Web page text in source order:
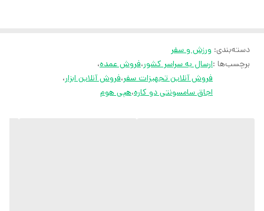
دسته‌بندی: ورزش و سفر
برچسب‌ها :ارسال به سراسر کشور،فروش عمده،
فروش آنلاین تجهیزات سفر،فروش آنلاین ابزار،
اجاق سامسونتی دو کاره،هپی هوم